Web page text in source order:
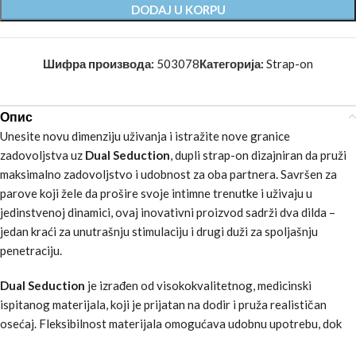
DODAJ U KORPU
Шифра производа: 503078Категорија: Strap-on
Опис
Unesite novu dimenziju uživanja i istražite nove granice
zadovoljstva uz Dual Seduction, dupli strap-on dizajniran da pruži
maksimalno zadovoljstvo i udobnost za oba partnera. Savršen za
parove koji žele da prošire svoje intimne trenutke i uživaju u
jedinstvenoj dinamici, ovaj inovativni proizvod sadrži dva dilda –
jedan kraći za unutrašnju stimulaciju i drugi duži za spoljašnju
penetraciju.
Dual Seduction je izrađen od visokokvalitetnog, medicinski
ispitanog materijala, koji je prijatan na dodir i pruža realističan
osećaj. Fleksibilnost materijala omogućava udobnu upotrebu, dok